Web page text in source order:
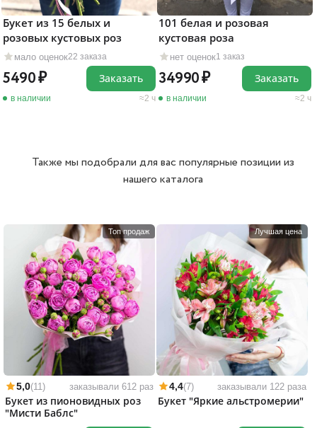
мало оценок22 заказа
Букет из 15 белых и
розовых кустовых роз
5490
в наличии 2 ч
Заказать
нет оценок1 заказ
101 белая и розовая
кустовая роза
34990
в наличии 2 ч
Заказать
Также мы подобрали для вас популярные позиции из
нашего каталога
Топ продаж
5,0(11) заказывали 612 раз
Букет из пионовидных роз
"Мисти Баблс"
Лучшая цена
4,4(7) заказывали 122 раза
Букет "Яркие альстромерии"